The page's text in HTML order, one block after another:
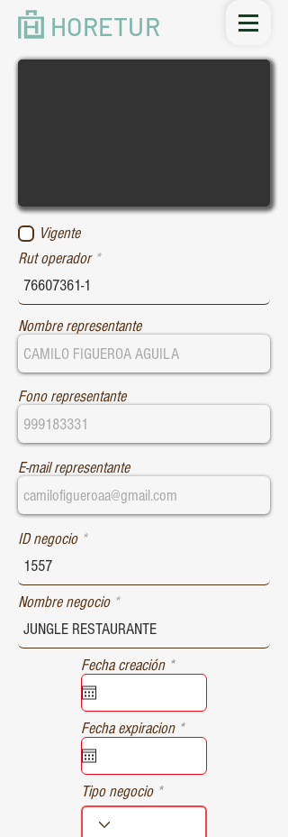
HORETUR
Vigente
Rut operador
Nombre representante
Fono representante
E-mail representante
ID negocio
Nombre negocio
Fecha creación *r
e
u
i
d
Fecha expiracion *r
e
u
r
Tipo negocio